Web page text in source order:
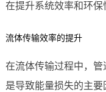
在提升系统效率和环保
流体传输效率的提升
在流体传输过程中，
是导致能量损失的主